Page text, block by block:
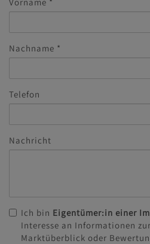
Nachname
Telefon
Nachricht
Ich bin Eigentümer:in einer
Interesse an Informationen
Marktüberblick oder